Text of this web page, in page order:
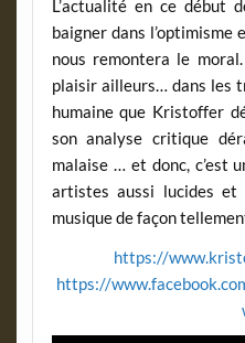
L’actualité en ce début
baigner dans l’optimisme
nous remontera le
plaisir ailleurs… dans les
humaine que Kristoffer
son analyse critique
malaise … et donc, c’est
artistes aussi lucides
musique de façon
https://
https://